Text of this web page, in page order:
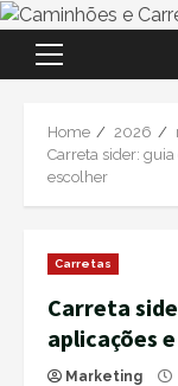
Primary
Home 2026
Carreta sider:
escolher
Carretas
Carreta
aplicações
Marketing